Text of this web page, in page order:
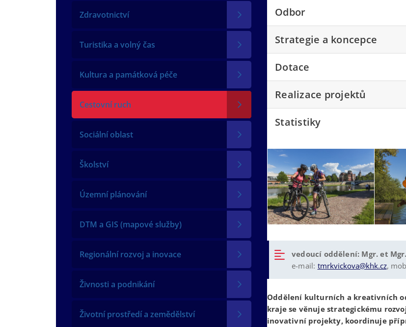
Zdravotnictví
Turistika a volný čas
Kultura a památková péče
Cestovní ruch
Sociální oblast
Školství
Územní plánování
DTM a GIS (mapové služby)
Regionální rozvoj a inovace
Živnosti a podnikání
Životní prostředí a zemědělství
Odbor
Strategie a koncepce
Dotace
Realizace projektů
Statistiky
vedoucí oddělení: Mgr. et
e-mail: tmrkvickova@khk.cz,
Oddělení kulturních a kreativních
kraje se věnuje strategickému
inovativní projekty, koordinuje